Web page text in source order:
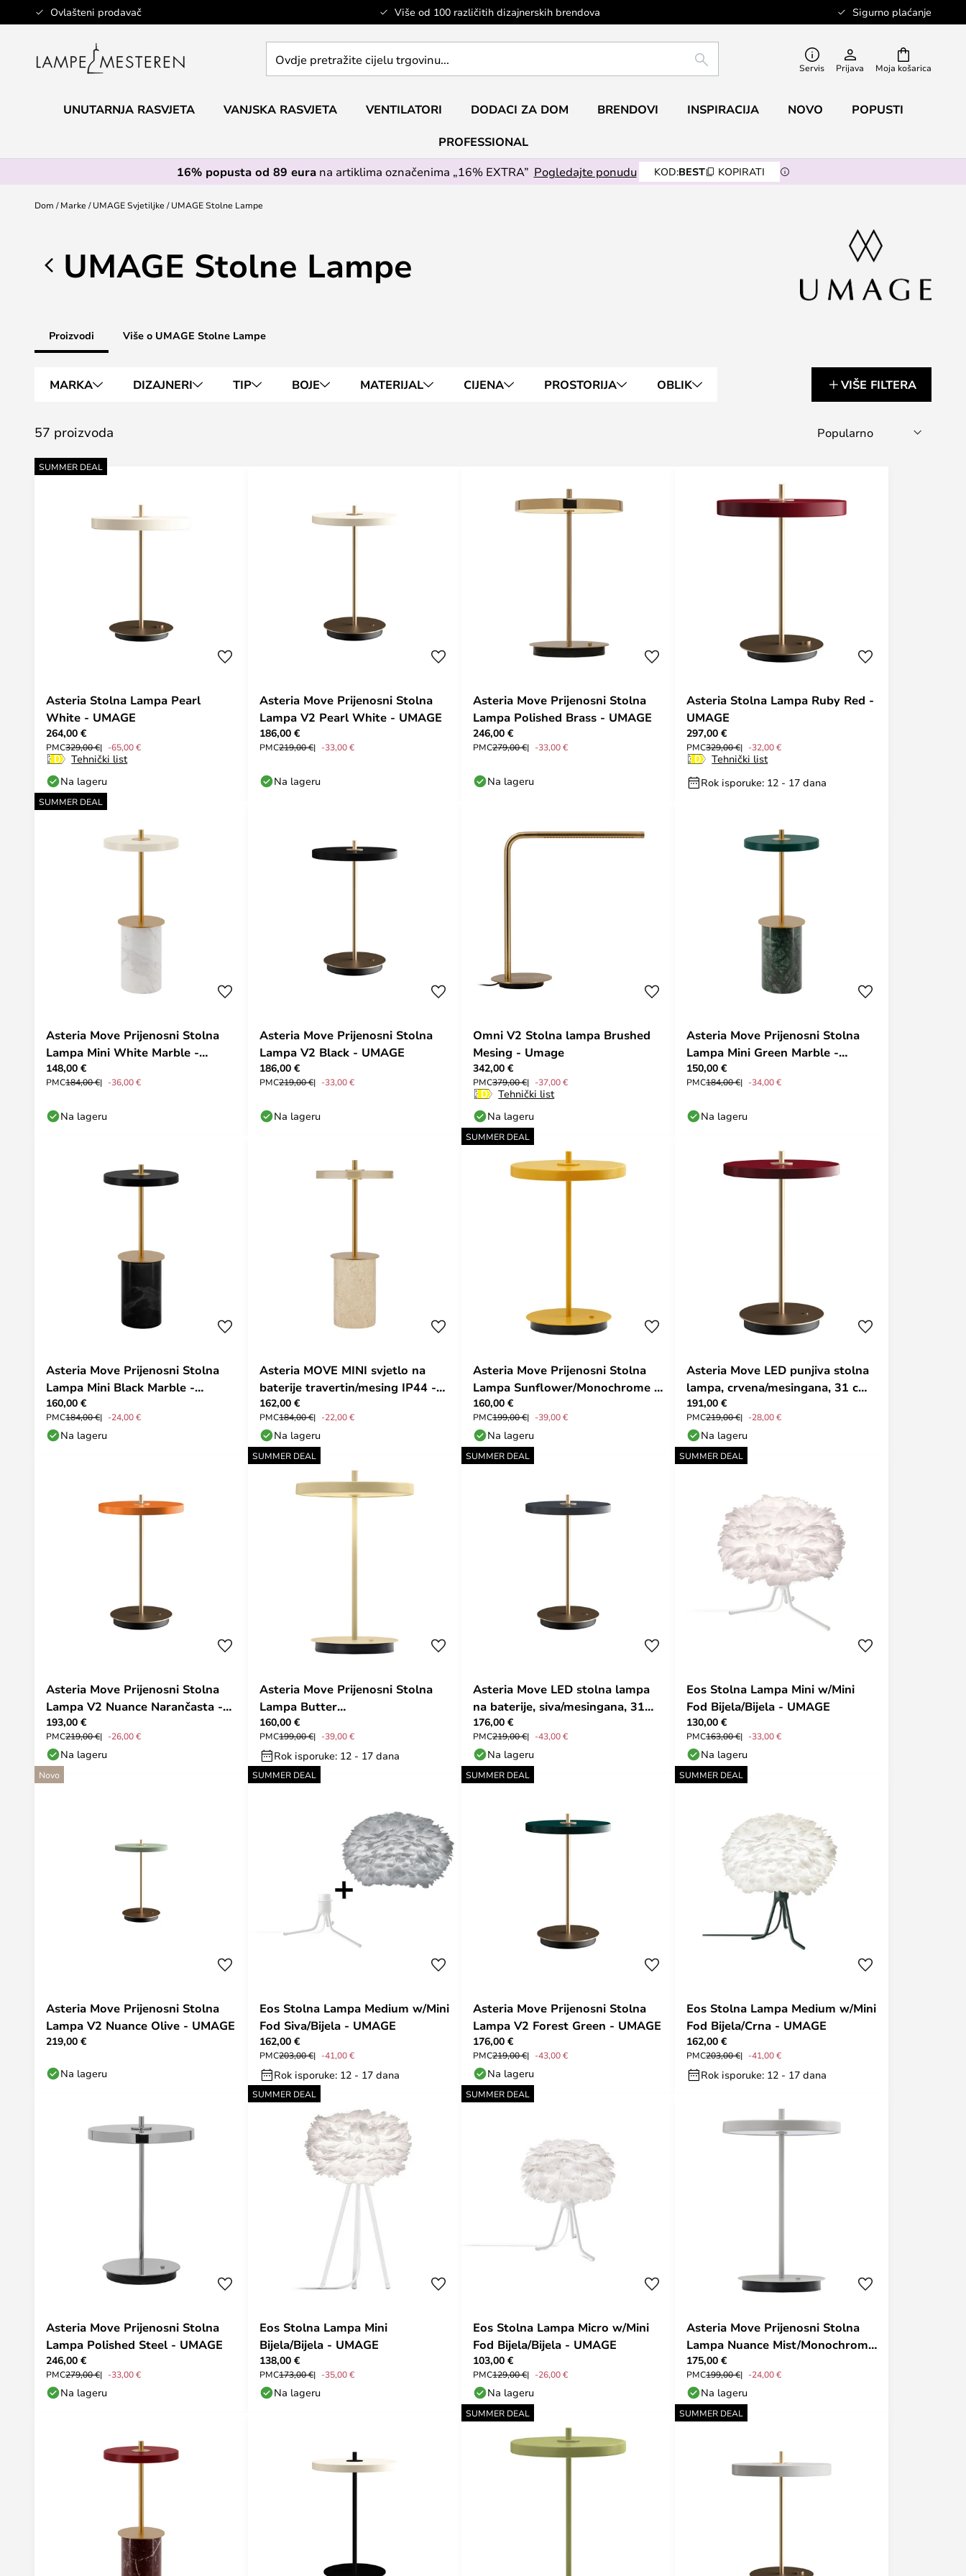
Ovlašteni prodavač Više od 100 različitih dizajnerskih brendova Sigurno plaćanje
Skip
to
Moja košarica
pretražite
trgovinu...
TRAŽI Servis Prijava
UNUTARNJA RASVJETA VANJSKA RASVJETA VENTILATORI DODACI ZA DOM BRENDOVI INSPIRACIJA NOVO POPUSTI
PROFESSIONAL
16% popusta od 89 eurana artiklima označenima „16% EXTRA” Pogledajte ponudu KOD:BEST KOPIRATI
Dom Marke UMAGE Svjetiljke UMAGE Stolne Lampe
UMAGE Stolne Lampe
Proizvodi Više o UMAGE Stolne Lampe
MARKA DIZAJNERI TIP BOJE MATERIJAL CIJENA PROSTORIJA OBLIK VIŠE FILTERA
57 proizvoda
SUMMER DEAL
Asteria Stolna Lampa Pearl
White - UMAGE
264,00 €
PMC329,00 € -65,00 €
Tehnički list
Na lageru
Asteria Move Prijenosni Stolna
Lampa V2 Pearl White - UMAGE
186,00 €
PMC219,00 € -33,00 €
Na lageru
Asteria Move Prijenosni Stolna
Lampa Polished Brass - UMAGE
246,00 €
PMC279,00 € -33,00 €
Na lageru
Asteria Stolna Lampa Ruby Red -
UMAGE
297,00 €
PMC329,00 € -32,00 €
Tehnički list
Rok isporuke: 12 - 17 dana
SUMMER DEAL
Asteria Move Prijenosni Stolna
Lampa Mini White Marble -
UMAGE
148,00 €
PMC184,00 € -36,00 €
Na lageru
Asteria Move Prijenosni Stolna
Lampa V2 Black - UMAGE
186,00 €
PMC219,00 € -33,00 €
Na lageru
Omni V2 Stolna lampa Brushed
Mesing - Umage
342,00 €
PMC379,00 € -37,00 €
Tehnički list
Na lageru
Asteria Move Prijenosni Stolna
Lampa Mini Green Marble -
UMAGE
150,00 €
PMC184,00 € -34,00 €
Na lageru
Asteria Move Prijenosni Stolna
Lampa Mini Black Marble -
UMAGE
160,00 €
PMC184,00 € -24,00 €
Na lageru
Asteria MOVE MINI svjetlo na
baterije travertin/mesing IP44 -
UMAGE
162,00 €
PMC184,00 € -22,00 €
Na lageru
SUMMER DEAL
Asteria Move Prijenosni Stolna
Lampa Sunflower/Monochrome -
UMAGE
160,00 €
PMC199,00 € -39,00 €
Na lageru
Asteria Move LED punjiva stolna
lampa, crvena/mesingana, 31 cm
- UMAGE
191,00 €
PMC219,00 € -28,00 €
Na lageru
Asteria Move Prijenosni Stolna
Lampa V2 Nuance Narančasta -
UMAGE
193,00 €
PMC219,00 € -26,00 €
Na lageru
SUMMER DEAL
Asteria Move Prijenosni Stolna
Lampa Butter
Yellow/Monochrome - UMAGE
160,00 €
PMC199,00 € -39,00 €
Rok isporuke: 12 - 17 dana
SUMMER DEAL
Asteria Move LED stolna lampa
na baterije, siva/mesingana, 31
cm - UMAGE
176,00 €
PMC219,00 € -43,00 €
Na lageru
SUMMER DEAL
Eos Stolna Lampa Mini w/Mini
Fod Bijela/Bijela - UMAGE
130,00 €
PMC163,00 € -33,00 €
Na lageru
Novo
Asteria Move Prijenosni Stolna
Lampa V2 Nuance Olive - UMAGE
219,00 €
Na lageru
SUMMER DEAL
Eos Stolna Lampa Medium w/Mini
Fod Siva/Bijela - UMAGE
162,00 €
PMC203,00 € -41,00 €
Rok isporuke: 12 - 17 dana
SUMMER DEAL
Asteria Move Prijenosni Stolna
Lampa V2 Forest Green - UMAGE
176,00 €
PMC219,00 € -43,00 €
Na lageru
SUMMER DEAL
Eos Stolna Lampa Medium w/Mini
Fod Bijela/Crna - UMAGE
162,00 €
PMC203,00 € -41,00 €
Rok isporuke: 12 - 17 dana
Asteria Move Prijenosni Stolna
Lampa Polished Steel - UMAGE
246,00 €
PMC279,00 € -33,00 €
Na lageru
SUMMER DEAL
Eos Stolna Lampa Mini
Bijela/Bijela - UMAGE
138,00 €
PMC173,00 € -35,00 €
Na lageru
SUMMER DEAL
Eos Stolna Lampa Micro w/Mini
Fod Bijela/Bijela - UMAGE
103,00 €
PMC129,00 € -26,00 €
Na lageru
Asteria Move Prijenosni Stolna
Lampa Nuance Mist/Monochrome
- UMAGE
175,00 €
PMC199,00 € -24,00 €
Na lageru
SUMMER DEAL SUMMER DEAL